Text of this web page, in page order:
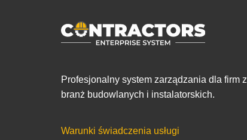
Profesjonalny system zarządzania dla firm z
branż budowlanych i instalatorskich.
Warunki świadczenia usługi